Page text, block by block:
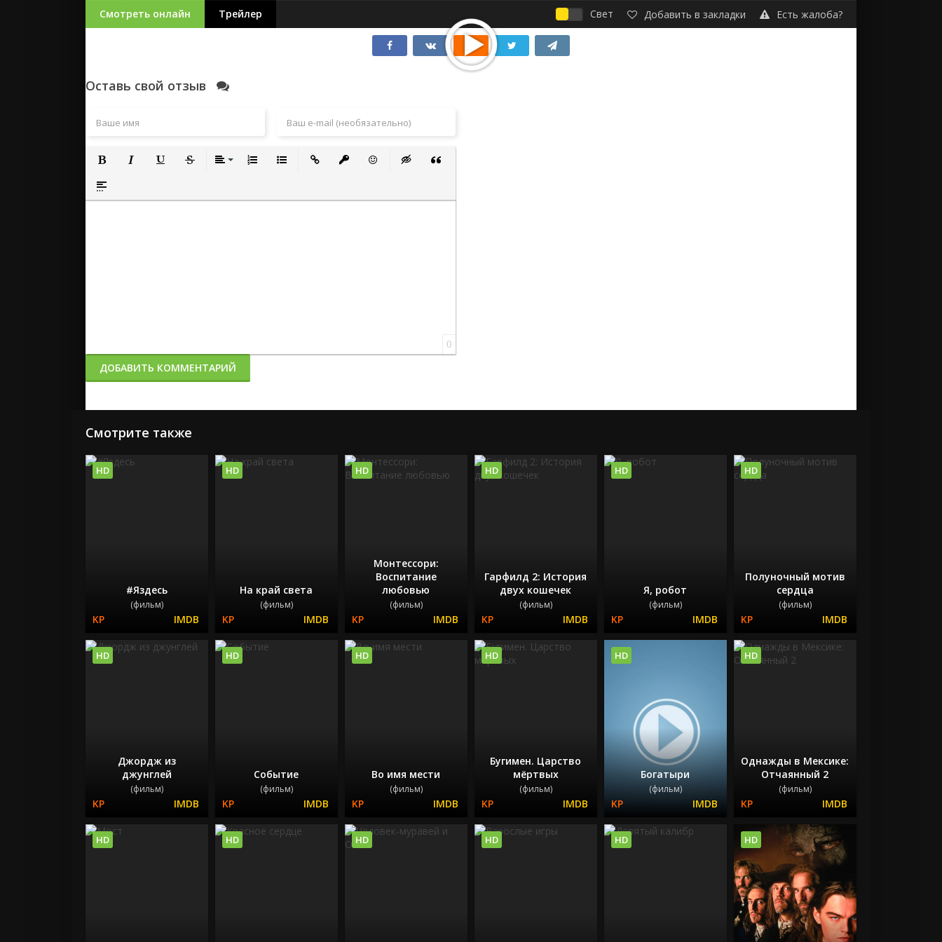
Смотреть онлайн Трейлер Свет Добавить в закладки Есть жалоба?
Оставь свой отзыв
Полужирный
Вставка спойлера
0
ДОБАВИТЬ КОММЕНТАРИЙ
Смотрите также
#Яздесь
(фильм)
HD
На край света
(фильм)
HD
Монтессори:
Воспитание
любовью
(фильм)
HD
Гарфилд 2: История
двух кошечек
(фильм)
HD
Я, робот
(фильм)
HD
Полуночный мотив
сердца
(фильм)
HD
Джордж из
джунглей
(фильм)
HD
Событие
(фильм)
HD
Во имя мести
(фильм)
HD
Бугимен. Царство
мёртвых
(фильм)
HD
Богатыри
(фильм)
HD
Однажды в Мексике:
Отчаянный 2
(фильм)
HD
HD HD HD HD HD HD